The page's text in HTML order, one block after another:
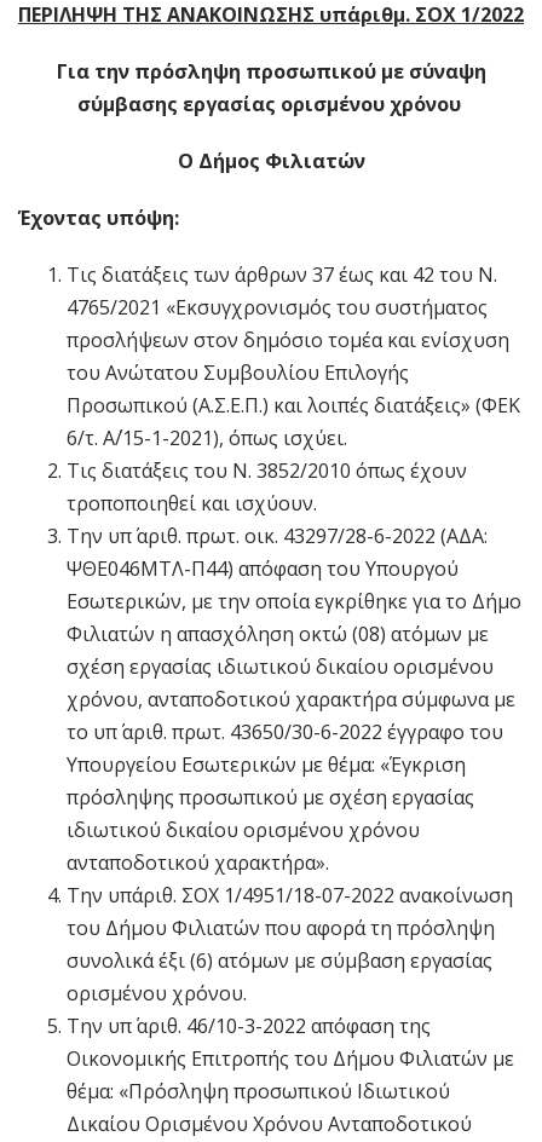
ΠΕΡΙΛΗΨΗ ΤΗΣ ΑΝΑΚΟΙΝΩΣΗΣ υπ΄αριθμ. ΣΟΧ 1/2022
Για την πρόσληψη προσωπικού με σύναψη
σύμβασης εργασίας ορισμένου χρόνου
Ο Δήμος Φιλιατών
Έχοντας υπόψη:
Τις διατάξεις των άρθρων 37 έως και 42 του Ν.
4765/2021 «Εκσυγχρονισμός του συστήματος
προσλήψεων στον δημόσιο τομέα και ενίσχυση
του Ανώτατου Συμβουλίου Επιλογής
Προσωπικού (Α.Σ.Ε.Π.) και λοιπές διατάξεις» (ΦΕΚ
6/τ. Α΄/15-1-2021), όπως ισχύει.
Τις διατάξεις του Ν. 3852/2010 όπως έχουν
τροποποιηθεί και ισχύουν.
Την υπ΄ αριθ. πρωτ. οικ. 43297/28-6-2022 (ΑΔΑ:
ΨΘΕ046ΜΤΛ-Π44) απόφαση του Υπουργού
Εσωτερικών, με την οποία εγκρίθηκε για το Δήμο
Φιλιατών η απασχόληση οκτώ (08) ατόμων με
σχέση εργασίας ιδιωτικού δικαίου ορισμένου
χρόνου, ανταποδοτικού χαρακτήρα σύμφωνα με
το υπ΄ αριθ. πρωτ. 43650/30-6-2022 έγγραφο του
Υπουργείου Εσωτερικών με θέμα: «Έγκριση
πρόσληψης προσωπικού με σχέση εργασίας
ιδιωτικού δικαίου ορισμένου χρόνου
ανταποδοτικού χαρακτήρα».
Την υπ΄αριθ. ΣΟΧ 1/4951/18-07-2022 ανακοίνωση
του Δήμου Φιλιατών που αφορά τη πρόσληψη
συνολικά έξι (6) ατόμων με σύμβαση εργασίας
ορισμένου χρόνου.
Την υπ΄ αριθ. 46/10-3-2022 απόφαση της
Οικονομικής Επιτροπής του Δήμου Φιλιατών με
θέμα: «Πρόσληψη προσωπικού Ιδιωτικού
Δικαίου Ορισμένου Χρόνου Ανταποδοτικού